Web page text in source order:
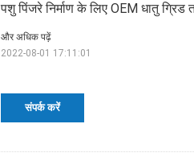
पशु पिंजरे निर्माण के लिए OEM धातु
संपर्क करें
और अधिक पढ़ें
2022-08-01 17:11:01